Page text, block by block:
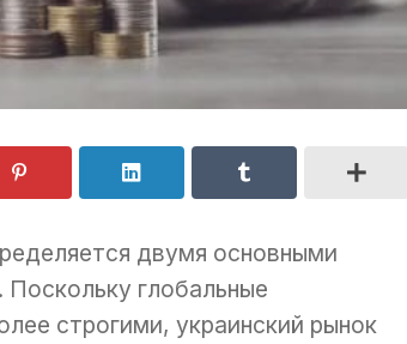
двумя основными
глобальные
строгими, украинский рынок